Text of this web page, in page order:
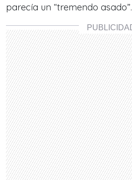
parecía un “tremendo asado”.